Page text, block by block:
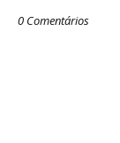
0 Comentários